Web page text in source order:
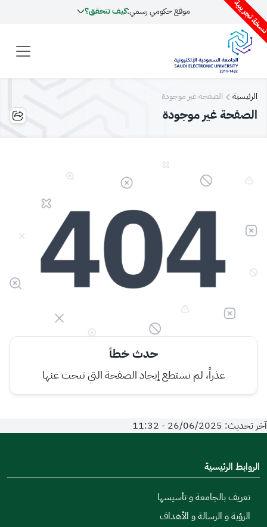
تجريبية موقع حكومي رسمي:كيف تتحقق؟
الرئيسية الصفحة غير موجودة
الصفحة غير موجودة
حدث خطأ
عذراً، لم نستطع إيجاد الصفحة التي تبحث عنها
آخر تحديث: 26/06/2025 - 11:32
الروابط الرئيسية
تعريف بالجامعة و تأسيسها
الرؤية و الرسالة و الأهداف